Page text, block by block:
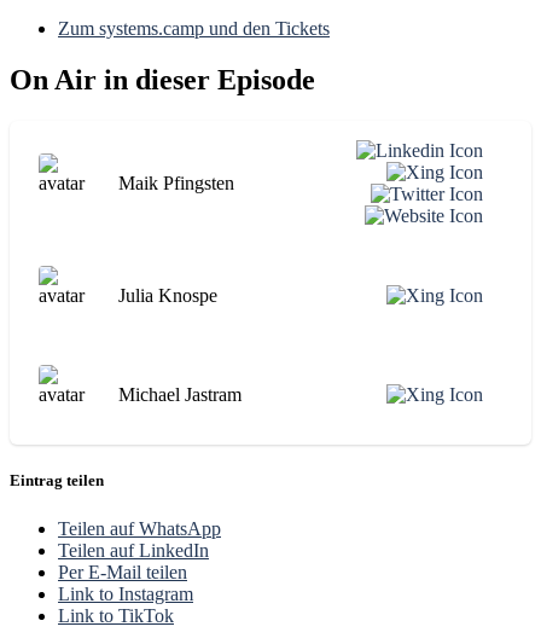
Zum systems.camp und den Tickets
On Air in dieser Episode
Maik Pfingsten
Julia Knospe
Michael Jastram
Eintrag teilen
Teilen auf WhatsApp
Teilen auf LinkedIn
Per E-Mail teilen
Link to Instagram
Link to TikTok